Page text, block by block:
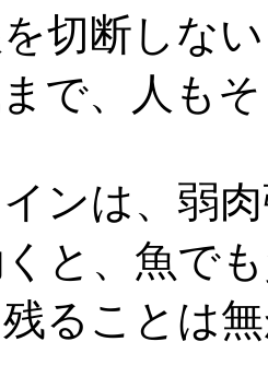
切断しな
で、人も
ンは、弱肉
と、魚で
ることは